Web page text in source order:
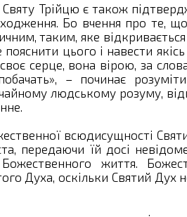
Трійцю є також
Бо вчення про те,
таким, яке відкривається
цього і навести якісь
серце, вона вірою, за
– починає
людському розуму,
всюдисущності
передаючи їй досі
життя.
Духа, оскільки Святий Дух